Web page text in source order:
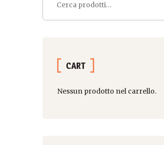
CART
Nessun prodotto nel carrello.